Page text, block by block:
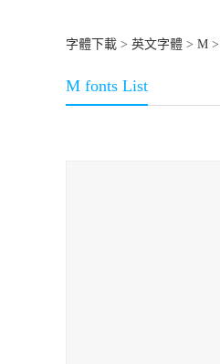
字體下載 > 英文字體 > M
M fonts List